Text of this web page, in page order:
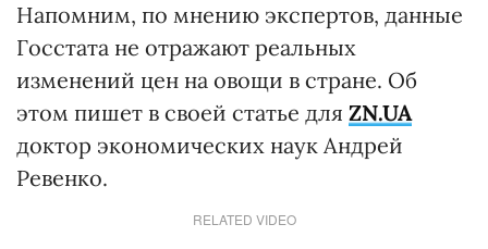
Напомним, по мнению экспертов, данные
Госстата не отражают реальных
изменений цен на овощи в стране. Об
этом пишет в своей статье для ZN.UA
доктор экономических наук Андрей
Ревенко.
RELATED VIDEO